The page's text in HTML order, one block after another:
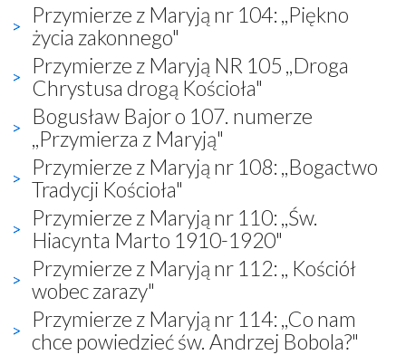
Przymierze z Maryją nr 104: ,,Piękno
życia zakonnego"
Przymierze z Maryją NR 105 ,,Droga
Chrystusa drogą Kościoła"
Bogusław Bajor o 107. numerze
,,Przymierza z Maryją"
Przymierze z Maryją nr 108: ,,Bogactwo
Tradycji Kościoła"
Przymierze z Maryją nr 110: ,,Św.
Hiacynta Marto 1910-1920"
Przymierze z Maryją nr 112: ,, Kościół
wobec zarazy"
Przymierze z Maryją nr 114: ,,Co nam
chce powiedzieć św. Andrzej Bobola?"